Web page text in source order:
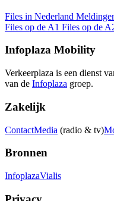
Files in Nederland
Files op de A1 Files op de
Infoplaza Mobility
Verkeerplaza is een dienst
van de Infoplaza groep.
Zakelijk
ContactMedia (radio & tv)
Bronnen
InfoplazaVialis